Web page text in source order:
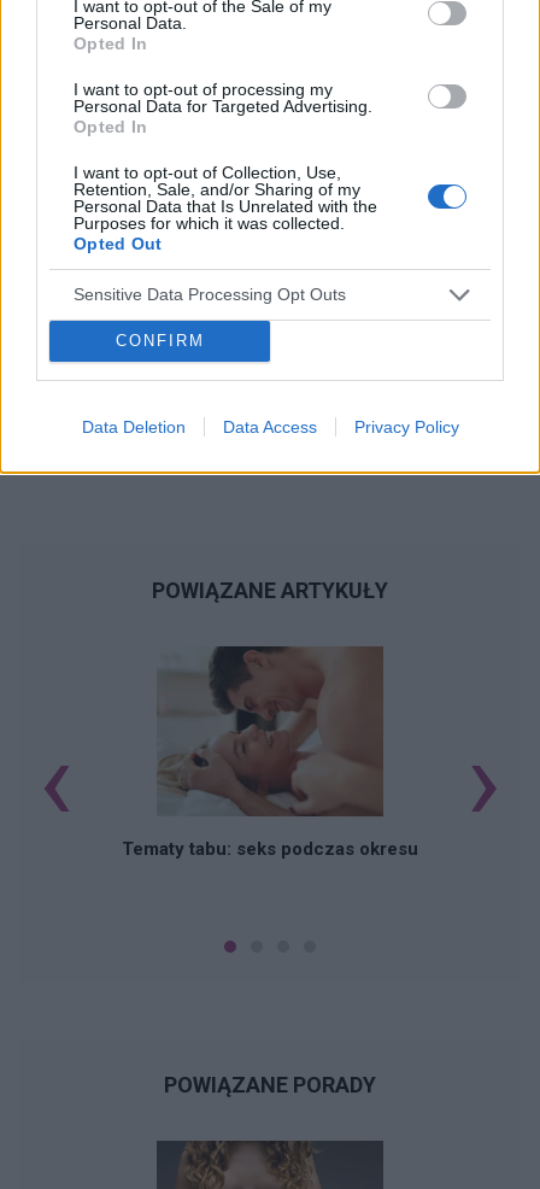
I want to opt-out of the Sale of my
Personal Data.
Opted In
I want to opt-out of processing my
Personal Data for Targeted Advertising.
Opted In
I want to opt-out of Collection, Use,
Retention, Sale, and/or Sharing of my
Personal Data that Is Unrelated with the
Purposes for which it was collected.
Opted Out
Sensitive Data Processing Opt Outs
CONFIRM
Data Deletion Data Access Privacy Policy
Orliflique nie mam żadnych skutków ubocznych.
Czy moze powinnam zmienić metodę
antykoncepcji?
Tematy miesiączka antykoncepcja ginekologia
ciąża test ciążowy
POWIĄZANE ARTYKUŁY
Tematy tabu: seks podczas okresu
‹ ›
POWIĄZANE PORADY